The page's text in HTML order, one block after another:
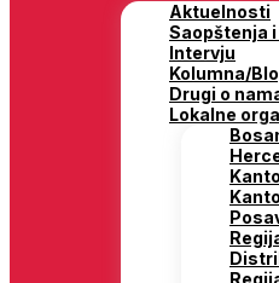
Aktuelnosti
Saopštenja
Intervju
Kolumna/
Drugi o
Lokalne